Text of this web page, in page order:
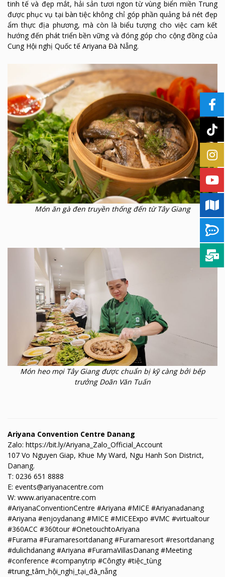
tinh tế và đẹp mắt, hải sản tươi ngon từ vùng biển miền Trung
được phục vụ tại bàn tiệc không chỉ góp phần quảng bá nét đẹp
ẩm thực địa phương, mà còn là biểu tượng cho việc cam kết
hướng đến phát triển bền vững và đóng góp cho cộng đồng của
Cung Hội nghị Quốc tế Ariyana Đà Nẵng.
Món ăn gà đen truyền thống đến từ Tây Giang
Món heo mọi Tây Giang được chuẩn bị kỹ càng bởi bếp
trưởng Doãn Văn Tuấn
Ariyana Convention Centre Danang
Zalo: https://bit.ly/Ariyana_Zalo_Official_Account
107 Vo Nguyen Giap, Khue My Ward, Ngu Hanh Son District,
Danang.
T: 0236 651 8888
E: events@ariyanacentre.com
W: www.ariyanacentre.com
#AriyanaConventionCentre #Ariyana #MICE #Ariyanadanang
#Ariyana #enjoydanang #MICE #MICEExpo #VMC #virtualtour
#360ACC #360tour #OnetouchtoAriyana
#Furama #Furamaresortdanang #Furamaresort #resortdanang
#dulichdanang #Ariyana #FuramaVillasDanang #Meeting
#conference #companytrip #Côngty #tiệc_tùng
#trung_tâm_hội_nghị_tại_đà_nẵng